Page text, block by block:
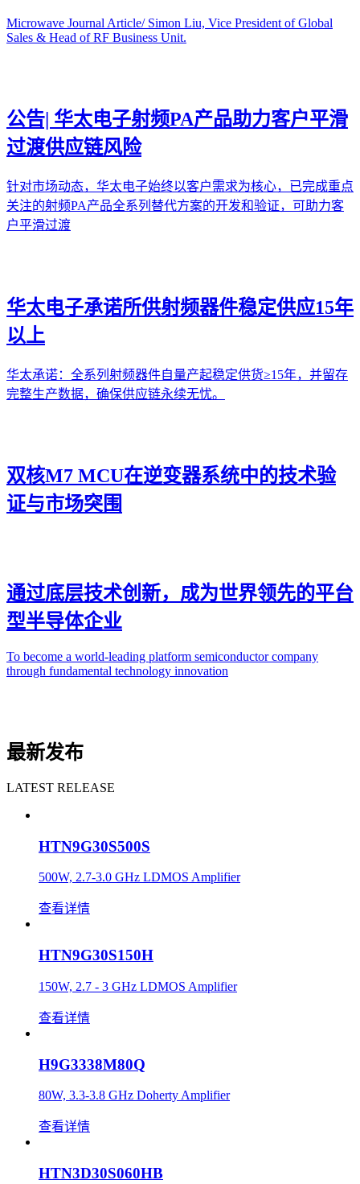
Microwave Journal Article/ Simon Liu, Vice President of Global
Sales & Head of RF Business Unit.
公告| 华太电子射频PA产品助力客户平滑
过渡供应链风险
针对市场动态，华太电子始终以客户需求为核心，已完成重点
关注的射频PA产品全系列替代方案的开发和验证，可助力客
户平滑过渡
华太电子承诺所供射频器件稳定供应15年
以上
华太承诺：全系列射频器件自量产起稳定供货≥15年，并留存
完整生产数据，确保供应链永续无忧。
双核M7 MCU在逆变器系统中的技术验
证与市场突围
通过底层技术创新，成为世界领先的平台
型半导体企业
To become a world-leading platform semiconductor company
through fundamental technology innovation
最新发布
LATEST RELEASE
HTN9G30S500S
500W, 2.7-3.0 GHz LDMOS Amplifier
查看详情
HTN9G30S150H
150W, 2.7 - 3 GHz LDMOS Amplifier
查看详情
H9G3338M80Q
80W, 3.3-3.8 GHz Doherty Amplifier
查看详情
HTN3D30S060HB